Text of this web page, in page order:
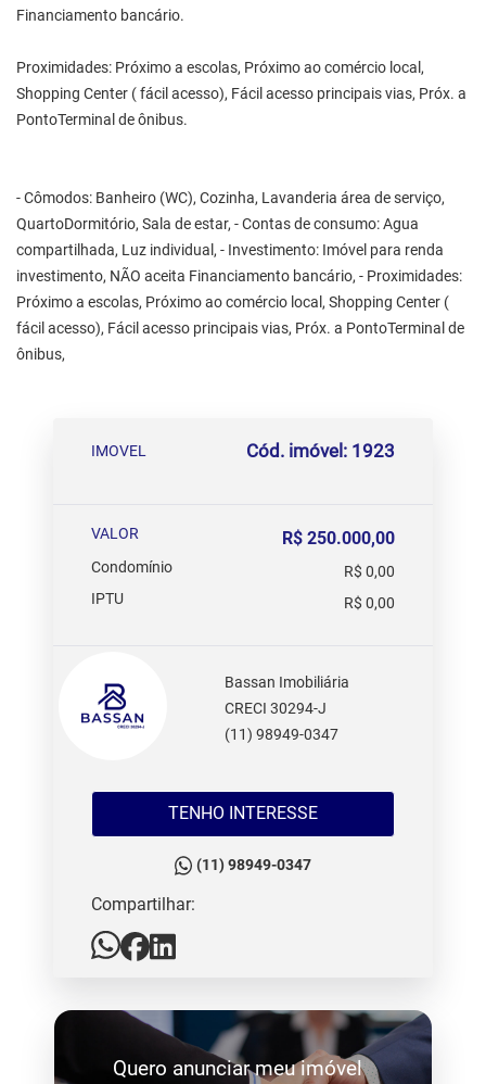
Financiamento bancário.
Proximidades: Próximo a escolas, Próximo ao comércio local,
Shopping Center ( fácil acesso), Fácil acesso principais vias, Próx. a
PontoTerminal de ônibus.
- Cômodos: Banheiro (WC), Cozinha, Lavanderia área de serviço,
QuartoDormitório, Sala de estar, - Contas de consumo: Agua
compartilhada, Luz individual, - Investimento: Imóvel para renda
investimento, NÃO aceita Financiamento bancário, - Proximidades:
Próximo a escolas, Próximo ao comércio local, Shopping Center (
fácil acesso), Fácil acesso principais vias, Próx. a PontoTerminal de
ônibus,
IMOVEL Cód. imóvel: 1923
VALOR R$ 250.000,00
Condomínio
R$ 0,00
IPTU
R$ 0,00
Bassan Imobiliária
CRECI 30294-J
(11) 98949-0347
TENHO INTERESSE
(11) 98949-0347
Compartilhar:
Quero anunciar meu imóvel